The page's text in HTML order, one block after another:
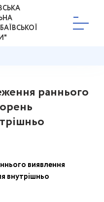
раннього
виявлення
внутрішньо